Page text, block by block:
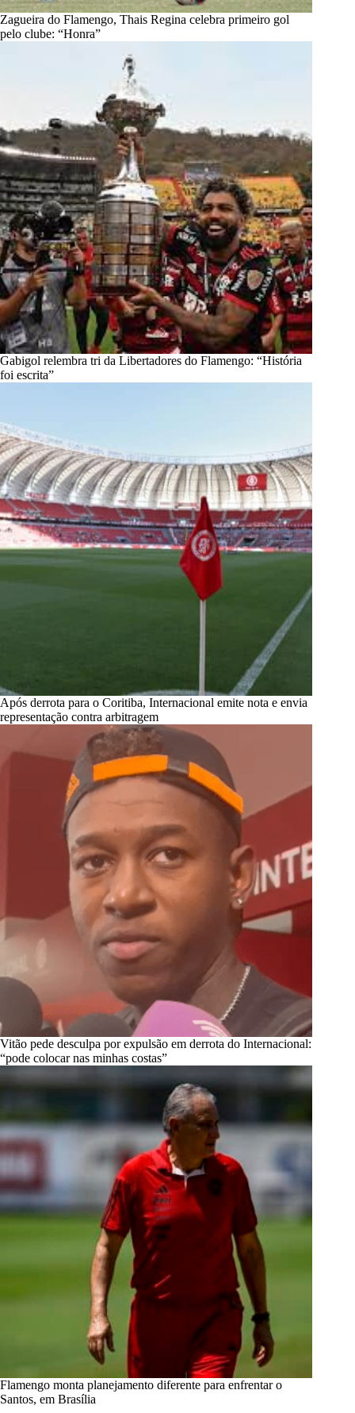
Zagueira do Flamengo, Thais Regina celebra primeiro gol
pelo clube: “Honra”
Gabigol relembra tri da Libertadores do Flamengo: “História
foi escrita”
Após derrota para o Coritiba, Internacional emite nota e envia
representação contra arbitragem
Vitão pede desculpa por expulsão em derrota do Internacional:
“pode colocar nas minhas costas”
Flamengo monta planejamento diferente para enfrentar o
Santos, em Brasília